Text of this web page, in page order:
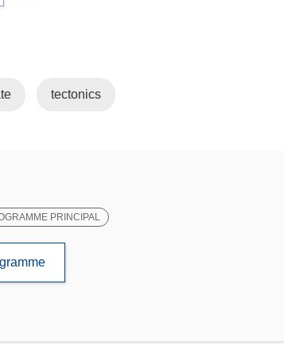
tectonics
PRINCIPAL